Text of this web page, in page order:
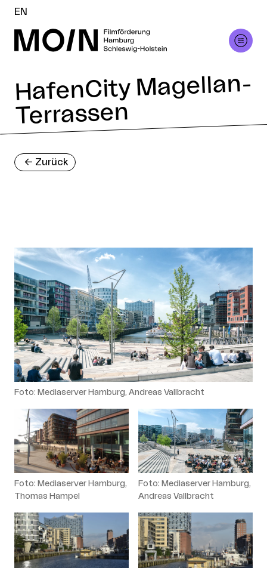
EN
HafenCity Magellan-
Terrassen
<- Zurück
Foto: Mediaserver Hamburg, Andreas Vallbracht
Foto: Mediaserver Hamburg,
Thomas Hampel
Foto: Mediaserver Hamburg,
Andreas Vallbracht